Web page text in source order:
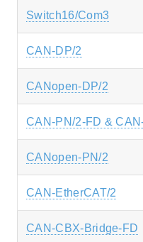
Switch16/Com3
CAN-DP/2
CANopen-DP/2
CAN-PN/2-FD &
CANopen-PN/2
CAN-EtherCAT/2
CAN-CBX-Bridge-FD